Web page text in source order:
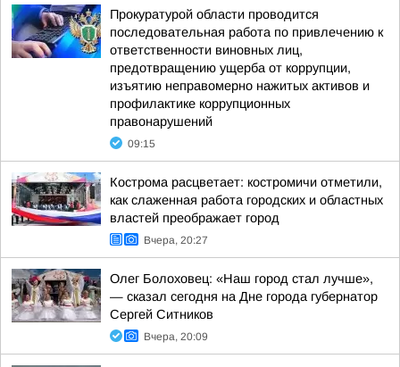
Прокуратурой области проводится
последовательная работа по привлечению к
ответственности виновных лиц,
предотвращению ущерба от коррупции,
изъятию неправомерно нажитых активов и
профилактике коррупционных
правонарушений
09:15
Кострома расцветает: костромичи отметили,
как слаженная работа городских и областных
властей преображает город
Вчера, 20:27
Олег Болоховец: «Наш город стал лучше»,
— сказал сегодня на Дне города губернатор
Сергей Ситников
Вчера, 20:09